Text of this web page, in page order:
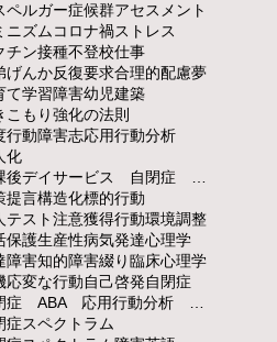
ペルガー症候群アセスメント
ニズムコロナ禍ストレス
チン接種不登校仕事
げんか反復要求合理的配慮夢
て学習障害幼児建築
こもり強化の法則
行動障害志応用行動分析
化
提言構造化標的行動
テスト注意獲得行動環境調整
保護生産性病気発達心理学
障害知的障害綴り臨床心理学
応変な行動自己啓発自閉症
症スペクトラム